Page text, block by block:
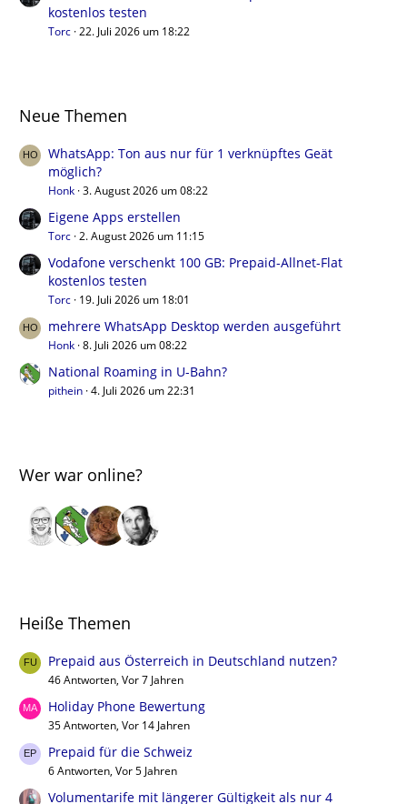
kostenlos testen
Torc 22. Juli 2026 um 18:22
Neue Themen
WhatsApp: Ton aus nur für 1 verknüpftes Geät
möglich?
Honk 3. August 2026 um 08:22
Eigene Apps erstellen
Torc 2. August 2026 um 11:15
Vodafone verschenkt 100 GB: Prepaid-Allnet-Flat
kostenlos testen
Torc 19. Juli 2026 um 18:01
mehrere WhatsApp Desktop werden ausgeführt
Honk 8. Juli 2026 um 08:22
National Roaming in U-Bahn?
pithein 4. Juli 2026 um 22:31
Wer war online?
Heiße Themen
Prepaid aus Österreich in Deutschland nutzen?
46 Antworten, Vor 7 Jahren
Holiday Phone Bewertung
35 Antworten, Vor 14 Jahren
Prepaid für die Schweiz
6 Antworten, Vor 5 Jahren
Volumentarife mit längerer Gültigkeit als nur 4